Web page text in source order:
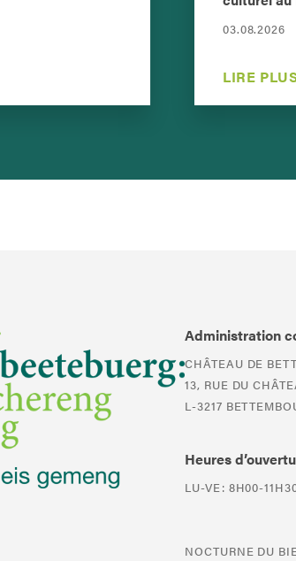
03.08.2026
LIRE
Administration
CHÂTEAU DE
13, RUE DU
L-3217
Heures
LU-VE: 8H00-
NOCTURNE DU